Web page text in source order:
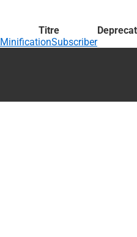
Titre
MinificationSubscriber